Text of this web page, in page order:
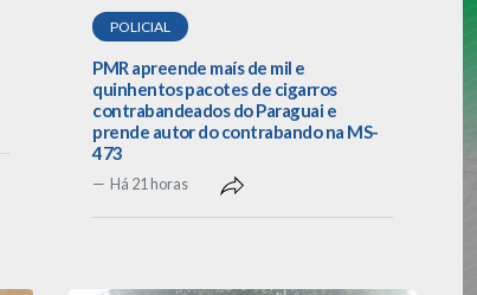
POLICIAL
PMR apreende maís de mil e
quinhentos pacotes de cigarros
contrabandeados do Paraguai e
prende autor do contrabando na MS-
473
Há 21 horas